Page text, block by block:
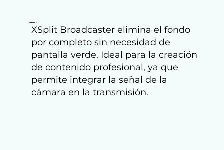
Eliminar
XSplit Broadcaster elimina el fondo
por completo sin necesidad de
pantalla verde. Ideal para la creación
de contenido profesional, ya que
permite integrar la señal de la
cámara en la transmisión.